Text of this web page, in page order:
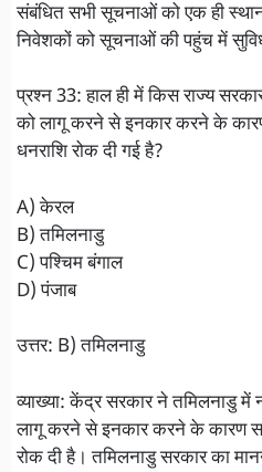
संबंधित सभी सूचनाओं को एक ही
निवेशकों को सूचनाओं की पहुंच में
प्रश्न 33: हाल ही में किस राज्य
को लागू करने से इनकार करने के
धनराशि रोक दी गई है?
A) केरल
B) तमिलनाडु
C) पश्चिम बंगाल
D) पंजाब
उत्तर: B) तमिलनाडु
व्याख्या: केंद्र सरकार ने तमिलनाडु में
लागू करने से इनकार करने के कारण
रोक दी है। तमिलनाडु सरकार का